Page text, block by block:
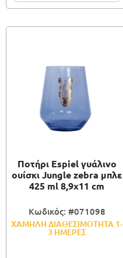
Ποτήρι Espiel γυάλινο
ουίσκι Jungle zebra μπλε
425 ml 8,9x11 cm
Κωδικός: #071098
ΧΑΜΗΛΗ ΔΙΑΘΕΣΙΜΟΤΗΤΑ 1-
3 ΗΜΕΡΕΣ